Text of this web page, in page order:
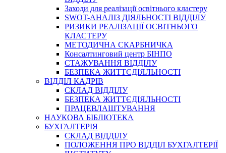
Заходи для реалізації освітнього кластеру
SWOT-АНАЛІЗ ДІЯЛЬНОСТІ ВІДДІЛУ
РИЗИКИ РЕАЛІЗАЦІЇ ОСВІТНЬОГО
КЛАСТЕРУ
МЕТОДИЧНА СКАРБНИЧКА
Консалтинговий центр БІНПО
СТАЖУВАННЯ ВІДДІЛУ
БЕЗПЕКА ЖИТТЄДІЯЛЬНОСТІ
ВІДДІЛ КАДРІВ
СКЛАД ВІДДІЛУ
БЕЗПЕКА ЖИТТЄДІЯЛЬНОСТІ
ПРАЦЕВЛАШТУВАННЯ
НАУКОВА БІБЛІОТЕКА
БУХГАЛТЕРІЯ
СКЛАД ВІДДІЛУ
ПОЛОЖЕННЯ ПРО ВІДДІЛ БУХГАЛТЕРІЇ